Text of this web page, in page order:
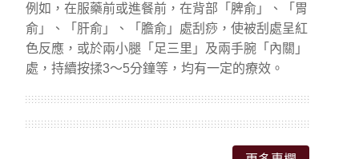
例如，在服藥前或進餐前，在背部「脾俞」、「胃
俞」、「肝俞」、「膽俞」處刮痧，使被刮處呈紅
色反應，或於兩小腿「足三里」及兩手腕「內關」
處，持續按揉3～5分鐘等，均有一定的療效。